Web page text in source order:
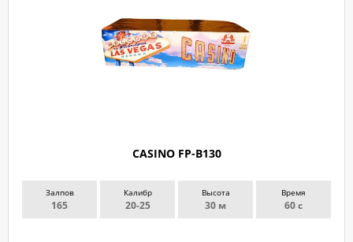
CASINO FP-B130
Залпов
165
Калибр
20-25
Высота
30 м
Время
60 с